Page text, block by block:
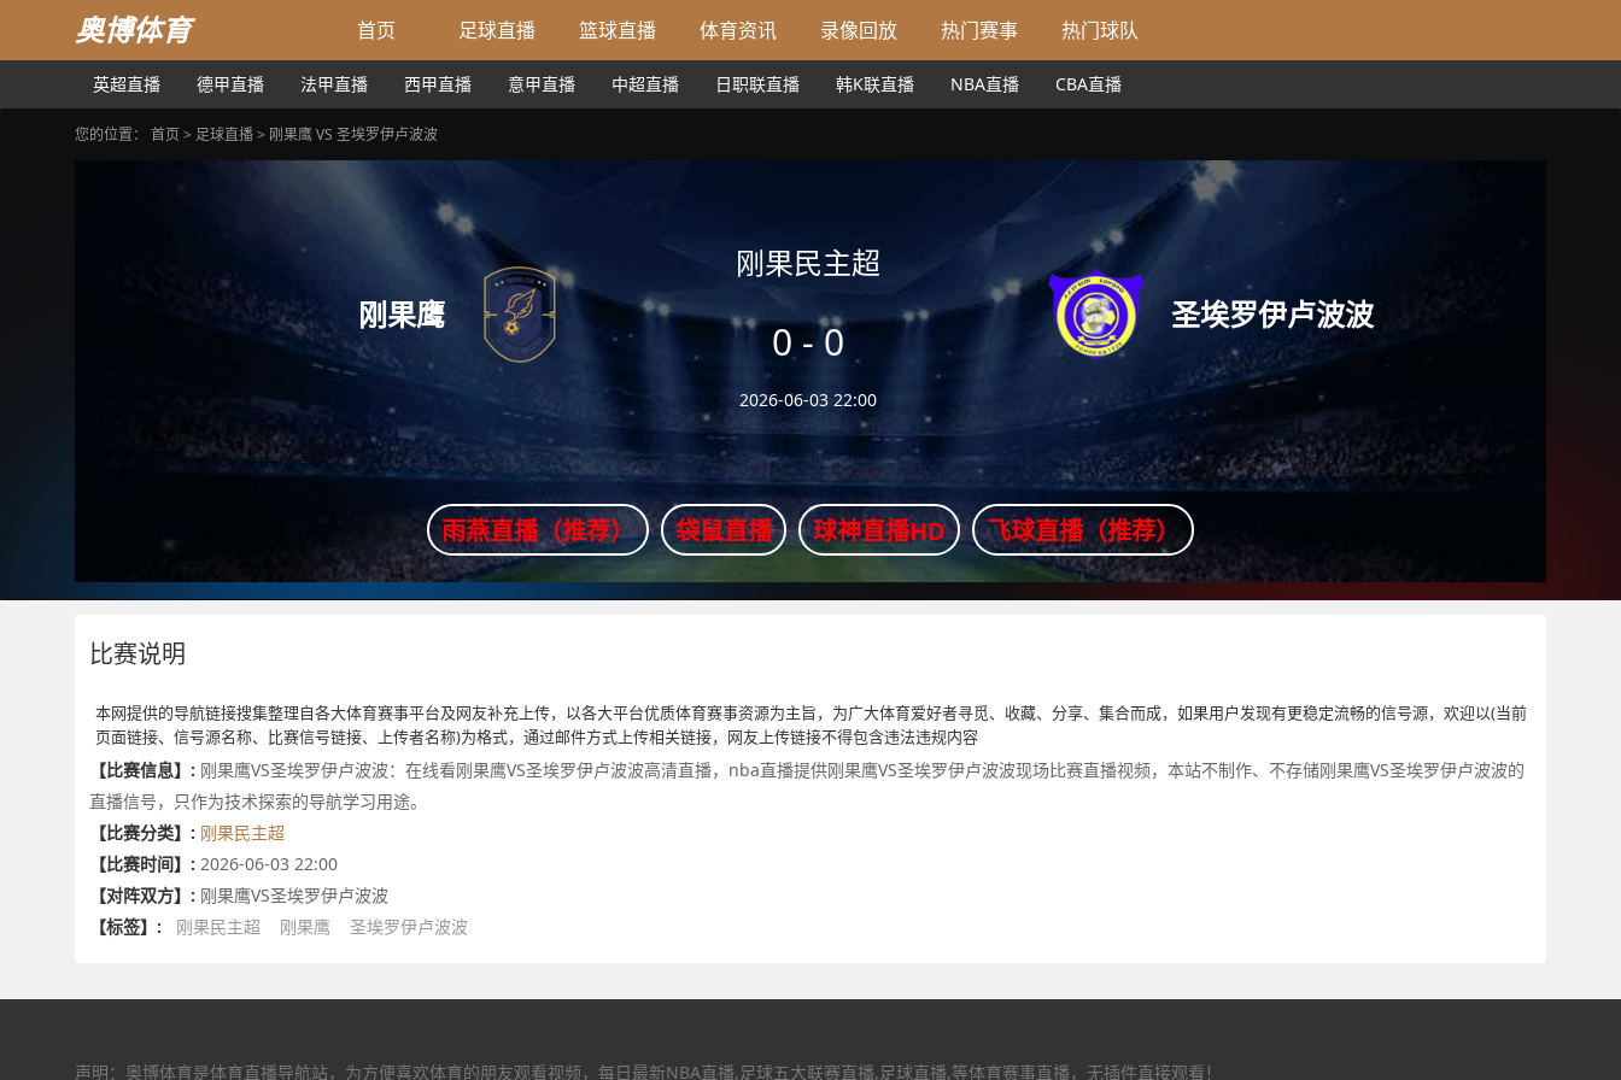
奥博体育 首页 足球直播 篮球直播 体育资讯 录像回放 热门赛事 热门球队
英超直播 德甲直播 法甲直播 西甲直播 意甲直播 中超直播 日职联直播 韩K联直播 NBA直播 CBA直播
您的位置： 首页 > 足球直播> 刚果鹰 VS 圣埃罗伊卢波波
刚果鹰
刚果民主超
0 - 0
2026-06-03 22:00
圣埃罗伊卢波波
雨燕直播（推荐） 袋鼠直播 球神直播HD 飞球直播（推荐）
比赛说明
本网提供的导航链接搜集整理自各大体育赛事平台及网友补充上传，以各大平台优质体育赛事资源为主旨，为广大体育爱好者寻觅、收藏、分享、集合而成，如果用户发现有更稳定流畅的信号源，欢迎以(当前
页面链接、信号源名称、比赛信号链接、上传者名称)为格式，通过邮件方式上传相关链接，网友上传链接不得包含违法违规内容
【比赛信息】: 刚果鹰VS圣埃罗伊卢波波：在线看刚果鹰VS圣埃罗伊卢波波高清直播，nba直播提供刚果鹰VS圣埃罗伊卢波波现场比赛直播视频，本站不制作、不存储刚果鹰VS圣埃罗伊卢波波的
直播信号，只作为技术探索的导航学习用途。
【比赛分类】: 刚果民主超
【比赛时间】: 2026-06-03 22:00
【对阵双方】: 刚果鹰VS圣埃罗伊卢波波
【标签】:
刚果民主超 刚果鹰 圣埃罗伊卢波波
声明：奥博体育是体育直播导航站，为方便喜欢体育的朋友观看视频，每日最新NBA直播,足球五大联赛直播,足球直播,等体育赛事直播，无插件直接观看！